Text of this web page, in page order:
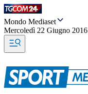
Mondo Mediaset
Mercoledì 22 Giugno 2016